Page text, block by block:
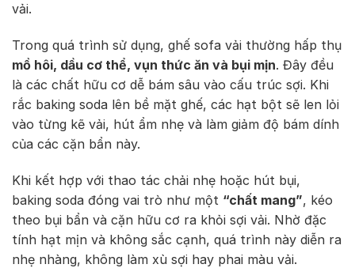
vải.
Trong quá trình sử dụng, ghế sofa vải thường hấp thụ
mồ hôi, dầu cơ thể, vụn thức ăn và bụi mịn. Đây đều
là các chất hữu cơ dễ bám sâu vào cấu trúc sợi. Khi
rắc baking soda lên bề mặt ghế, các hạt bột sẽ len lỏi
vào từng kẽ vải, hút ẩm nhẹ và làm giảm độ bám dính
của các cặn bẩn này.
Khi kết hợp với thao tác chải nhẹ hoặc hút bụi,
baking soda đóng vai trò như một “chất mang”, kéo
theo bụi bẩn và cặn hữu cơ ra khỏi sợi vải. Nhờ đặc
tính hạt mịn và không sắc cạnh, quá trình này diễn ra
nhẹ nhàng, không làm xù sợi hay phai màu vải.